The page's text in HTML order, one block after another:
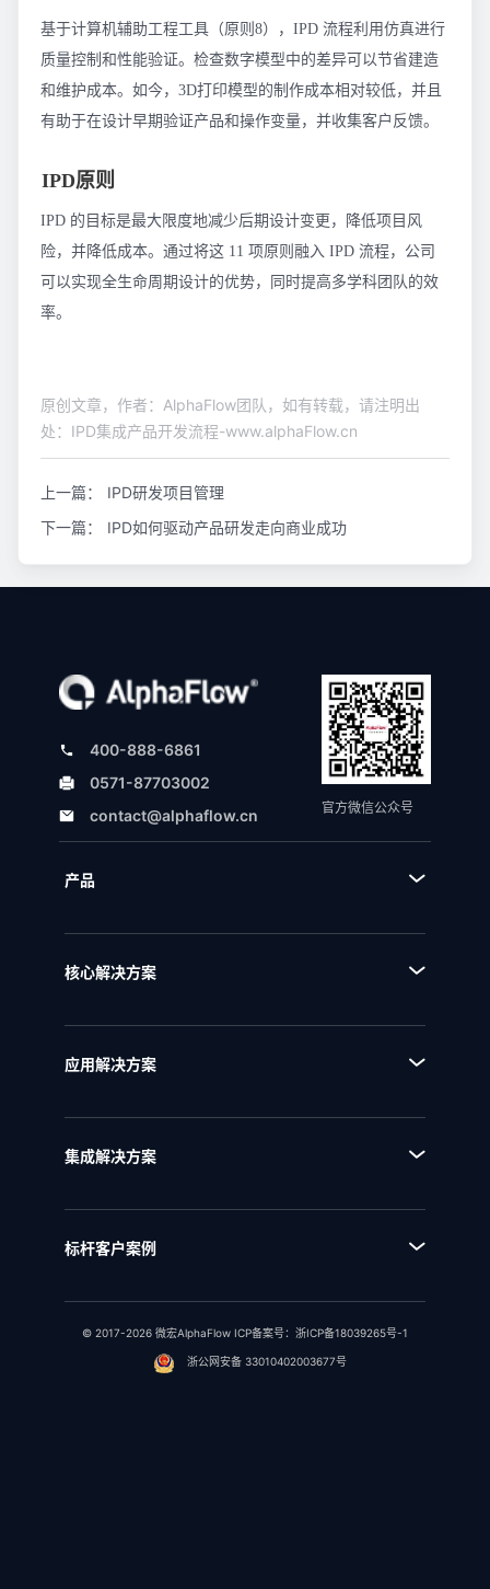
基于计算机辅助工程工具（原则8），IPD 流程利用仿真进行
质量控制和性能验证。检查数字模型中的差异可以节省建造
和维护成本。如今，3D打印模型的制作成本相对较低，并且
有助于在设计早期验证产品和操作变量，并收集客户反馈。
IPD原则
IPD 的目标是最大限度地减少后期设计变更，降低项目风
险，并降低成本。通过将这 11 项原则融入 IPD 流程，公司
可以实现全生命周期设计的优势，同时提高多学科团队的效
率。
原创文章，作者：AlphaFlow团队，如有转载，请注明出
处：IPD集成产品开发流程-www.alphaFlow.cn
上一篇：
IPD研发项目管理
下一篇：
IPD如何驱动产品研发走向商业成功
400-888-6861
0571-87703002
contact@alphaflow.cn
官方微信公众号
产品
■ BPI流程挖掘分析平台
■ BPE流程引擎
核心解决方案
■ 流程资产管理
■ 流程运行和自动化
应用解决方案
■ IPD研发项目管理
■ RSM法规标准管理
集成解决方案
■ SAP流程集成
■ 金蝶流程集成
标杆客户案例
© 2017-2026 微宏AlphaFlow ICP备案号： 浙ICP备18039265号-1
浙公网安备 33010402003677号